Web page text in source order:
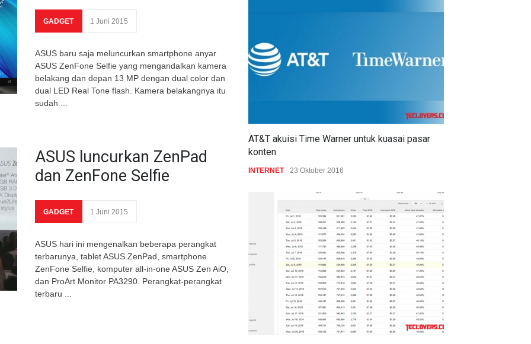
GADGET 1 Juni 2015
ASUS baru saja meluncurkan smartphone anyar
ASUS ZenFone Selfie yang mengandalkan kamera
belakang dan depan 13 MP dengan dual color dan
dual LED Real Tone flash. Kamera belakangnya itu
sudah ...
ASUS luncurkan ZenPad
dan ZenFone Selfie
GADGET 1 Juni 2015
ASUS hari ini mengenalkan beberapa perangkat
terbarunya, tablet ASUS ZenPad, smartphone
ZenFone Selfie, komputer all-in-one ASUS Zen AiO,
dan ProArt Monitor PA3290. Perangkat-perangkat
terbaru ...
AT&T akuisi Time Warner untuk kuasai pasar
konten
INTERNET 23 Oktober 2016